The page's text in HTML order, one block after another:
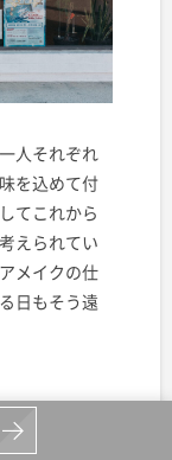
人それぞれ
を込めて付
てこれから
えられてい
メイクの仕
日もそう遠